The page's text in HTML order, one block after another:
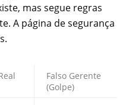
mas segue regras
A página de segurança
Falso Gerente
(Golpe)